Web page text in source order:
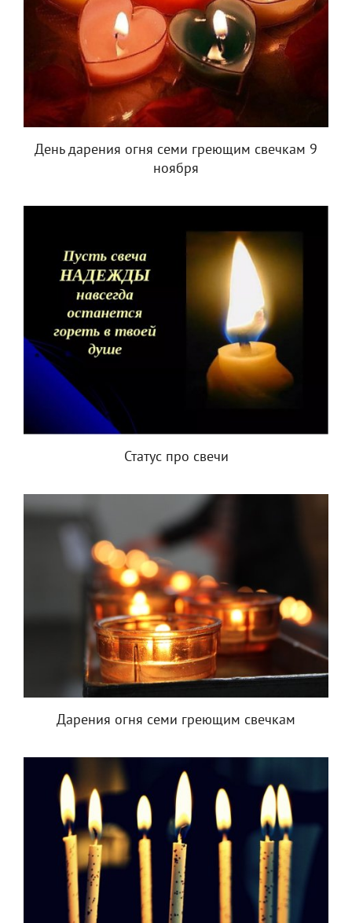
День дарения огня семи греющим свечкам 9
ноября
Статус про свечи
Дарения огня семи греющим свечкам